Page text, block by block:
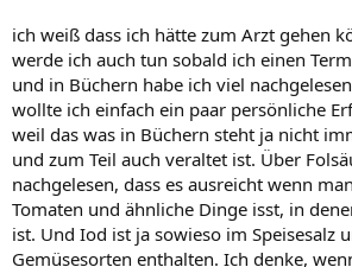
ich weiß dass ich hätte zum Arzt gehen
werde ich auch tun sobald ich einen
und in Büchern habe ich viel
wollte ich einfach ein paar persönliche
weil das was in Büchern steht ja nicht
und zum Teil auch veraltet ist. Über
nachgelesen, dass es ausreicht wenn
Tomaten und ähnliche Dinge isst, in
ist. Und Iod ist ja sowieso im Speisesalz
Gemüsesorten enthalten. Ich denke,